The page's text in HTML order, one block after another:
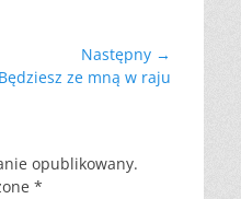
Następny →
Następny
Będziesz ze mną w raju
opublikowany.
*